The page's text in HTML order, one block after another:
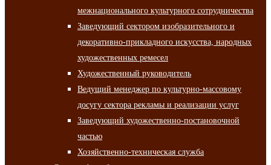
межнационального культурного сотрудничества
Заведующий сектором изобразительного и
декоративно-прикладного искусства, народных
художественных ремесел
Художественный руководитель
Ведущий менеджер по культурно-массовому
досугу сектора рекламы и реализации услуг
Заведующий художественно-постановочной
частью
Хозяйственно-техническая служба